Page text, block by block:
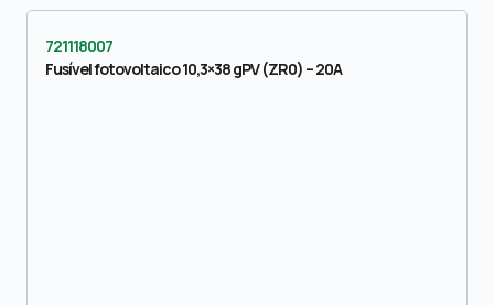
721118007
Fusível fotovoltaico 10,3×38 gPV (ZR0) – 20A